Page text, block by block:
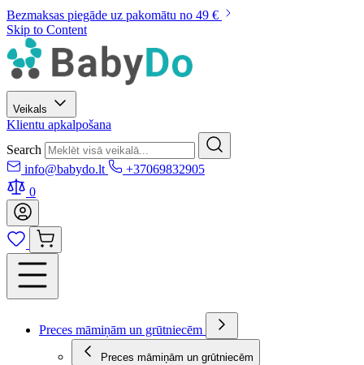
Bezmaksas piegāde uz pakomātu no 49 €
Skip to Content
Veikals
Klientu apkalpošana
Search
info@babydo.lt
+37069832905
0
Preces māmiņām un grūtniecēm
Preces māmiņām un grūtniecēm